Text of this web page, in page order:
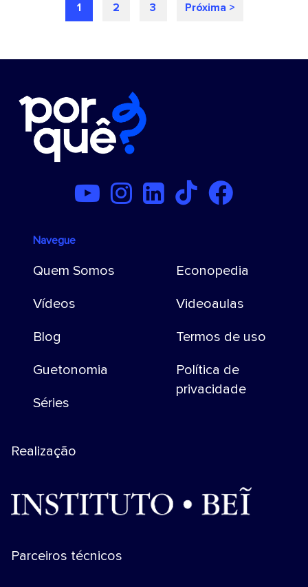
1 2 3 Próxima >
Navegue
Quem Somos
Vídeos
Blog
Guetonomia
Séries
Econopedia
Videoaulas
Termos de uso
Política de
privacidade
Realização
Parceiros técnicos